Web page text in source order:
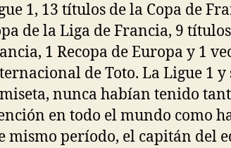
1, 13 títulos de la Copa de
de la Liga de Francia, 9
1 Recopa de Europa y 1
de Toto. La Ligue 1 y
nunca habían tenido
en todo el mundo como
mismo período, el capitán del